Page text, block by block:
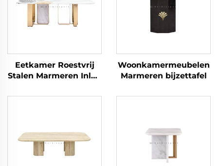
Eetkamer Roestvrij
Stalen Marmeren Inleg
Woonkamermeubelen
Marmeren bijzettafel